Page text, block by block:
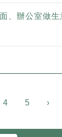
、辦公室做
4 5 ›